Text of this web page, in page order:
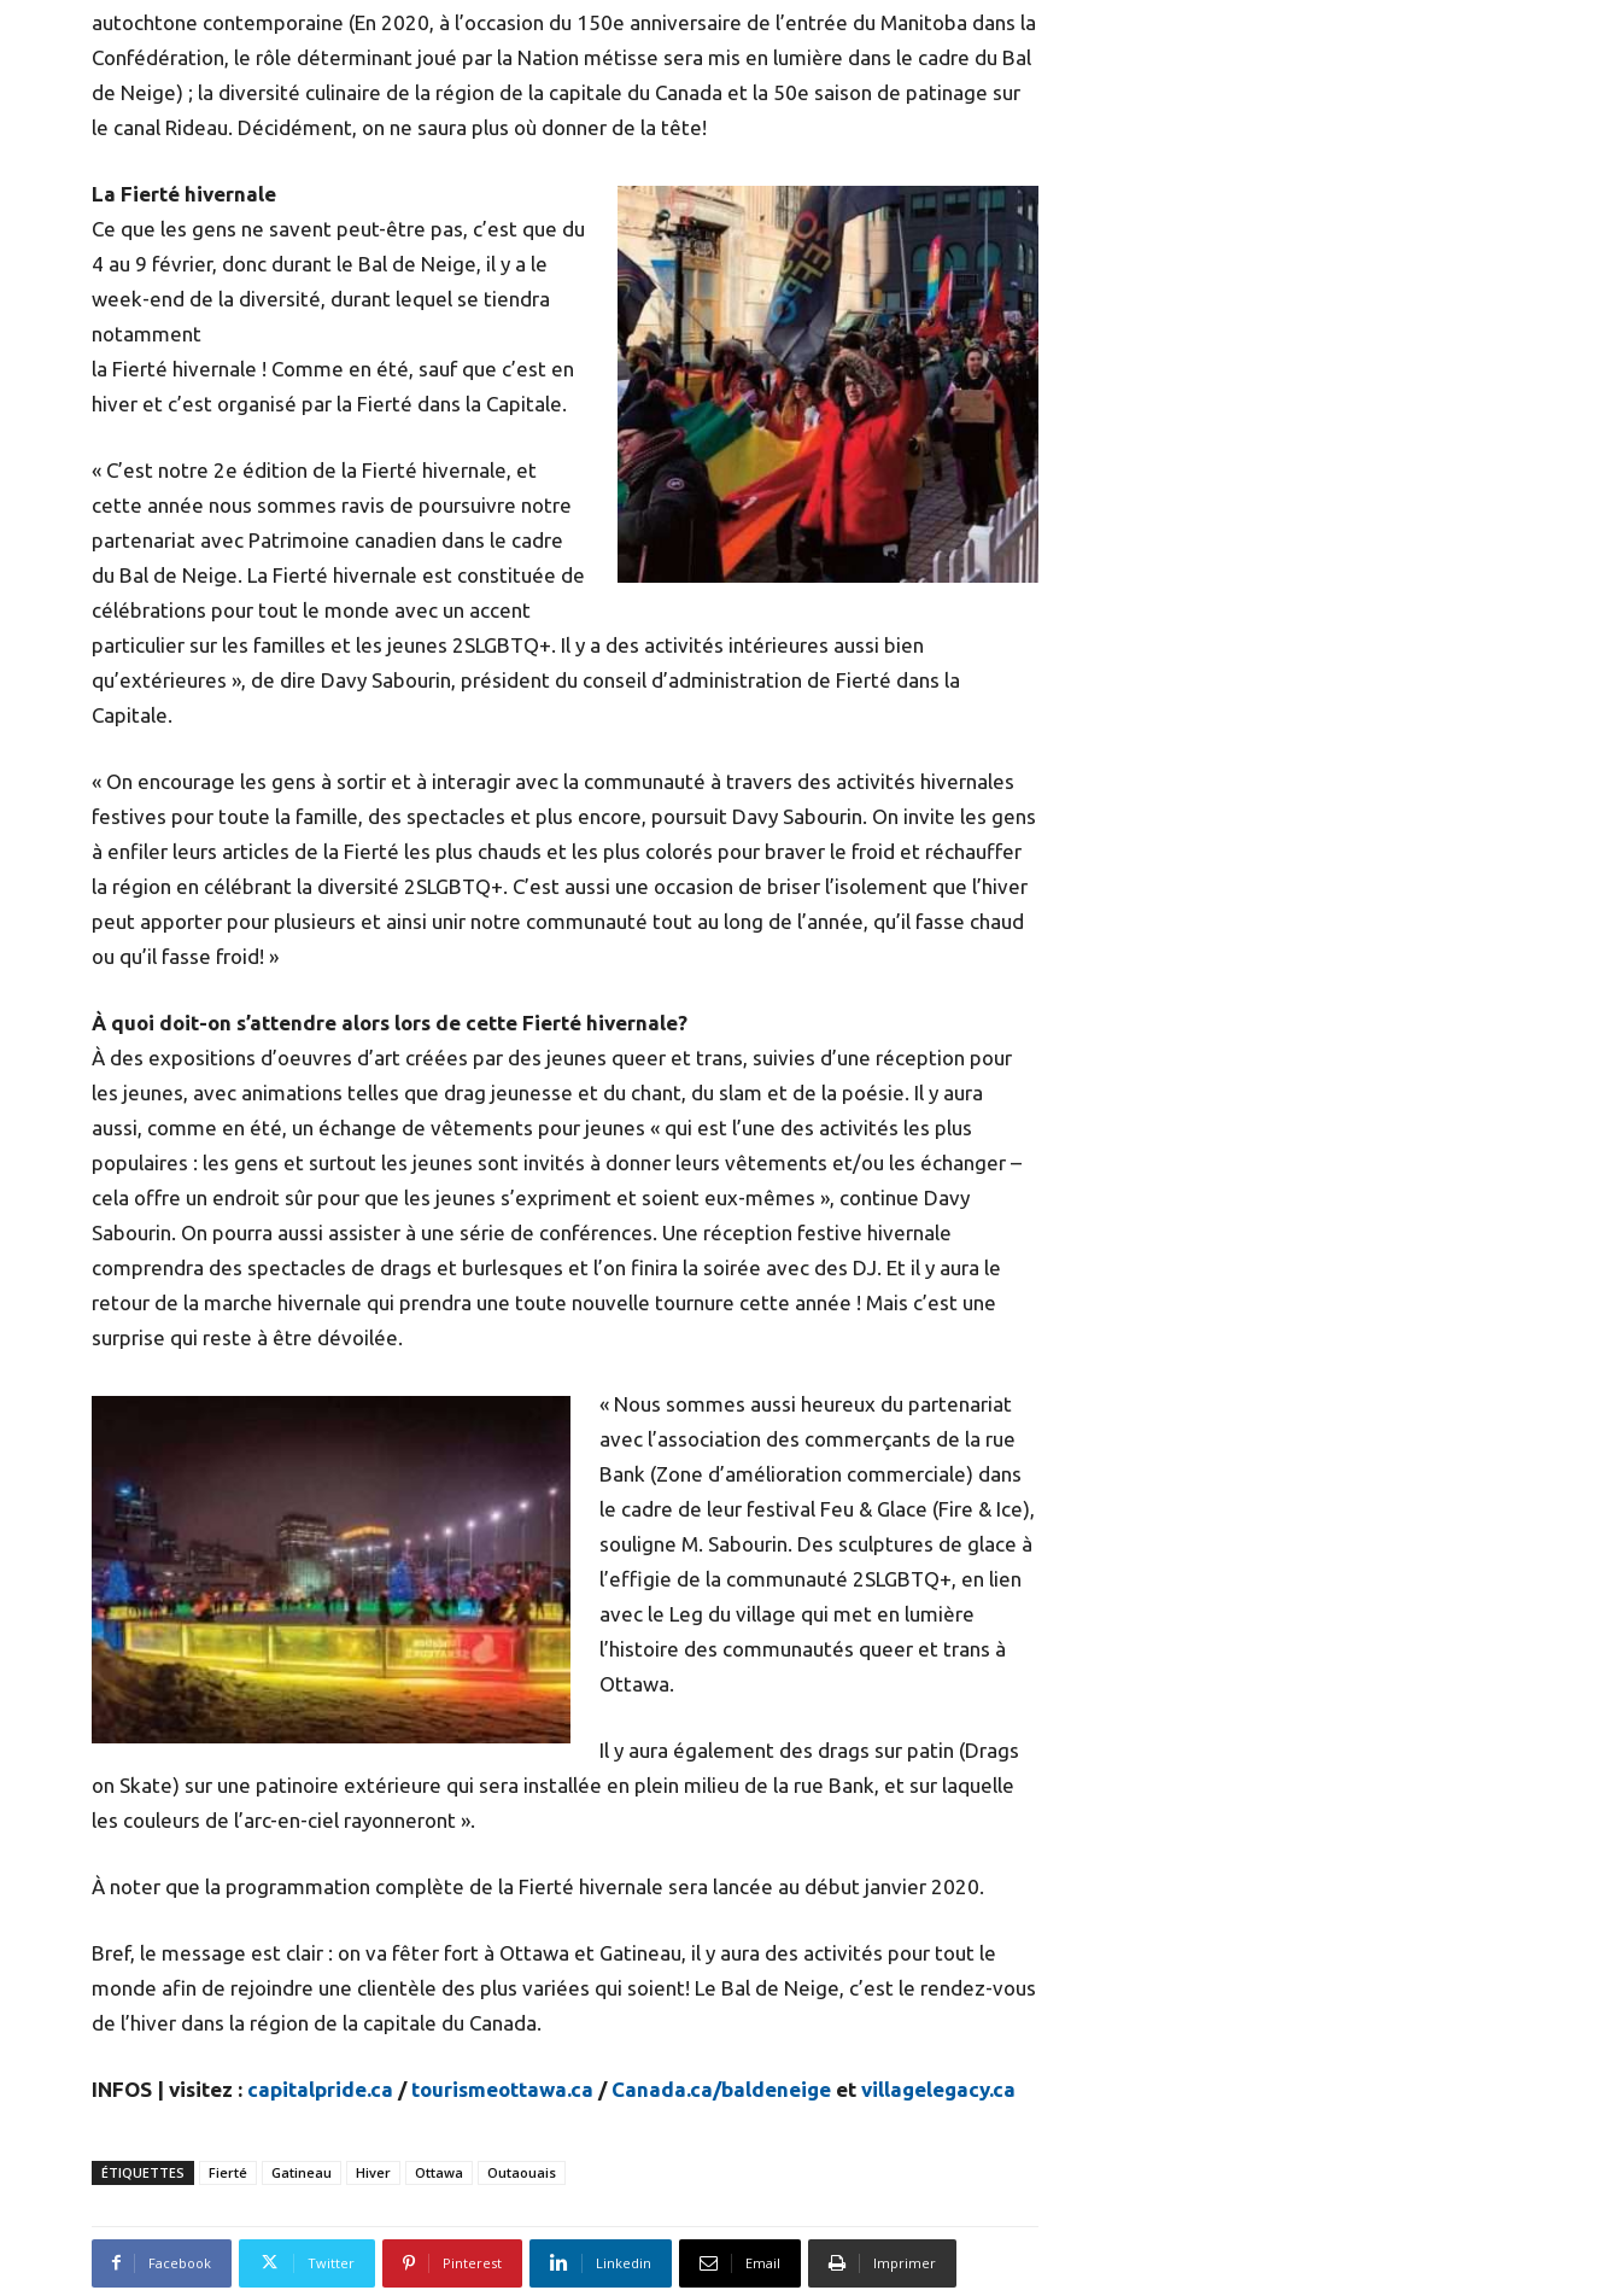
autochtone contemporaine (En 2020, à l’occasion du 150e anniversaire de l’entrée du Manitoba dans la
Confédération, le rôle déterminant joué par la Nation métisse sera mis en lumière dans le cadre du Bal
de Neige) ; la diversité culinaire de la région de la capitale du Canada et la 50e saison de patinage sur
le canal Rideau. Décidément, on ne saura plus où donner de la tête!
La Fierté hivernale
Ce que les gens ne savent peut-être pas, c’est que du
4 au 9 février, donc durant le Bal de Neige, il y a le
week-end de la diversité, durant lequel se tiendra
notamment
la Fierté hivernale ! Comme en été, sauf que c’est en
hiver et c’est organisé par la Fierté dans la Capitale.
« C’est notre 2e édition de la Fierté hivernale, et
cette année nous sommes ravis de poursuivre notre
partenariat avec Patrimoine canadien dans le cadre
du Bal de Neige. La Fierté hivernale est constituée de
célébrations pour tout le monde avec un accent
particulier sur les familles et les jeunes 2SLGBTQ+. Il y a des activités intérieures aussi bien
qu’extérieures », de dire Davy Sabourin, président du conseil d’administration de Fierté dans la
Capitale.
« On encourage les gens à sortir et à interagir avec la communauté à travers des activités hivernales
festives pour toute la famille, des spectacles et plus encore, poursuit Davy Sabourin. On invite les gens
à enfiler leurs articles de la Fierté les plus chauds et les plus colorés pour braver le froid et réchauffer
la région en célébrant la diversité 2SLGBTQ+. C’est aussi une occasion de briser l’isolement que l’hiver
peut apporter pour plusieurs et ainsi unir notre communauté tout au long de l’année, qu’il fasse chaud
ou qu’il fasse froid! »
À quoi doit-on s’attendre alors lors de cette Fierté hivernale?
À des expositions d’oeuvres d’art créées par des jeunes queer et trans, suivies d’une réception pour
les jeunes, avec animations telles que drag jeunesse et du chant, du slam et de la poésie. Il y aura
aussi, comme en été, un échange de vêtements pour jeunes « qui est l’une des activités les plus
populaires : les gens et surtout les jeunes sont invités à donner leurs vêtements et/ou les échanger –
cela offre un endroit sûr pour que les jeunes s’expriment et soient eux-mêmes », continue Davy
Sabourin. On pourra aussi assister à une série de conférences. Une réception festive hivernale
comprendra des spectacles de drags et burlesques et l’on finira la soirée avec des DJ. Et il y aura le
retour de la marche hivernale qui prendra une toute nouvelle tournure cette année ! Mais c’est une
surprise qui reste à être dévoilée.
« Nous sommes aussi heureux du partenariat
avec l’association des commerçants de la rue
Bank (Zone d’amélioration commerciale) dans
le cadre de leur festival Feu & Glace (Fire & Ice),
souligne M. Sabourin. Des sculptures de glace à
l’effigie de la communauté 2SLGBTQ+, en lien
avec le Leg du village qui met en lumière
l’histoire des communautés queer et trans à
Ottawa.
Il y aura également des drags sur patin (Drags
on Skate) sur une patinoire extérieure qui sera installée en plein milieu de la rue Bank, et sur laquelle
les couleurs de l’arc-en-ciel rayonneront ».
À noter que la programmation complète de la Fierté hivernale sera lancée au début janvier 2020.
Bref, le message est clair : on va fêter fort à Ottawa et Gatineau, il y aura des activités pour tout le
monde afin de rejoindre une clientèle des plus variées qui soient! Le Bal de Neige, c’est le rendez-vous
de l’hiver dans la région de la capitale du Canada.
INFOS | visitez : capitalpride.ca / tourismeottawa.ca / Canada.ca/baldeneige et villagelegacy.ca
ÉTIQUETTES Fierté Gatineau Hiver Ottawa Outaouais
Facebook Twitter Pinterest Linkedin Email Imprimer